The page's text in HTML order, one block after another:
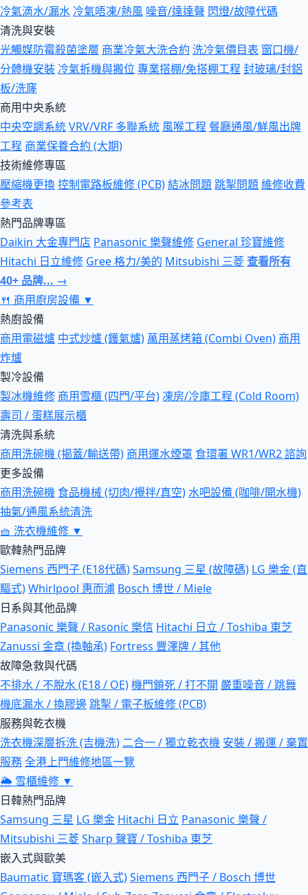
冷氣滴水/漏水 冷氣唔凍/熱風 噪音/達達聲 閃燈/故障代碼
清洗與安裝
光觸媒防霉殺菌塗層 商業冷氣大洗合約 洗冷氣價目表 窗口機/
分體機安裝 冷氣拆機與搬位 專業搭棚/免搭棚工程 封玻璃/封鋁
板/洗窿
商用中央系統
中央空調系統VRV/VRF 多聯系統 風喉工程 餐廳通風/鮮風出牌
工程 商業保養合約 (大期)
技術維修專區
壓縮機更換控制電路板維修 (PCB)結冰問題跳掣問題維修收費
參考表
熱門品牌專區
Daikin 大金專門店 Panasonic 樂聲維修 General 珍寶維修
Hitachi 日立維修 Gree 格力/美的 Mitsubishi 三菱查看所有
40+ 品牌... →
🍴 商用廚房設備 ▼
熱廚設備
商用電磁爐 中式炒爐 (鑊氣爐) 萬用蒸烤箱 (Combi Oven) 商用
炸爐
製冷設備
製冰機維修 商用雪櫃 (四門/平台)凍房/冷庫工程 (Cold Room)
壽司 / 蛋糕展示櫃
清洗與系統
商用洗碗機 (揭蓋/輸送帶) 商用運水煙罩 食環署 WR1/WR2 諮詢
更多設備
商用洗碗機 食品機械 (切肉/攪拌/真空)水吧設備 (咖啡/開水機)
抽氣/通風系統清洗
🧺 洗衣機維修 ▼
歐韓熱門品牌
Siemens 西門子 (E18代碼)Samsung 三星 (故障碼) LG 樂金 (直
驅式)Whirlpool 惠而浦 Bosch 博世 / Miele
日系與其他品牌
Panasonic 樂聲 / Rasonic 樂信 Hitachi 日立 / Toshiba 東芝
Zanussi 金章 (換軸承) Fortress 豐澤牌 / 其他
故障急救與代碼
不排水 / 不脫水 (E18 / OE)機門鎖死 / 打不開 嚴重噪音 / 跳舞
機底漏水 / 換膠邊跳掣 / 電子板維修 (PCB)
服務與乾衣機
洗衣機深層拆洗 (吉機洗) 二合一 / 獨立乾衣機 安裝 / 搬運 / 棄置
服務全港上門維修地區一覽
🌦 雪櫃維修 ▼
日韓熱門品牌
Samsung 三星 LG 樂金 Hitachi 日立 Panasonic 樂聲 /
Mitsubishi 三菱Sharp 聲寶 / Toshiba 東芝
嵌入式與歐美
Baumatic 寶瑪客 (嵌入式)Siemens 西門子 / Bosch 博世